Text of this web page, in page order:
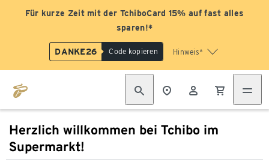
Für kurze Zeit mit der TchiboCard 15% auf fast alles
sparen!*
DANKE26 Code kopieren Hinweis*
Herzlich willkommen bei Tchibo im
Supermarkt!